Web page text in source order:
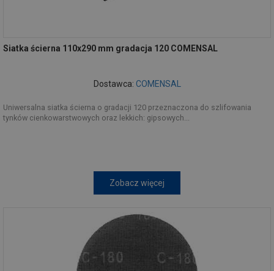
Siatka ścierna 110x290 mm gradacja 120 COMENSAL
Dostawca: COMENSAL
Uniwersalna siatka ścierna o gradacji 120 przeznaczona do szlifowania
tynków cienkowarstwowych oraz lekkich: gipsowych...
Zobacz więcej